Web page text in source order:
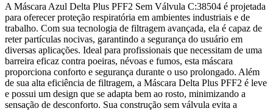
A Máscara Azul Delta Plus PFF2 Sem Válvula C:38504 é projetada
para oferecer proteção respiratória em ambientes industriais e de
trabalho. Com sua tecnologia de filtragem avançada, ela é capaz de
reter partículas nocivas, garantindo a segurança do usuário em
diversas aplicações. Ideal para profissionais que necessitam de uma
barreira eficaz contra poeiras, névoas e fumos, esta máscara
proporciona conforto e segurança durante o uso prolongado. Além
de sua alta eficiência de filtragem, a Máscara Delta Plus PFF2 é leve
e possui um design que se adapta bem ao rosto, minimizando a
sensação de desconforto. Sua construção sem válvula evita a